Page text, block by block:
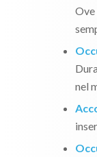
Ove
nel